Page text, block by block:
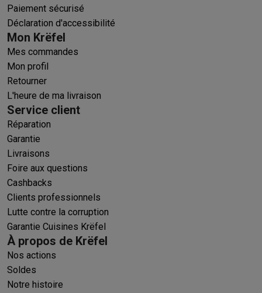
Paiement sécurisé
Déclaration d'accessibilité
Mon Krëfel
Mes commandes
Mon profil
Retourner
L'heure de ma livraison
Service client
Réparation
Garantie
Livraisons
Foire aux questions
Cashbacks
Clients professionnels
Lutte contre la corruption
Garantie Cuisines Krëfel
À propos de Krëfel
Nos actions
Soldes
Notre histoire